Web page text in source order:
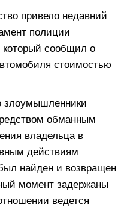
привело недавний
полиции
сообщил о
стоимостью
злоумышленники
обманным
владельца в
действиям
найден и возвращен
момент задержаны
ведется